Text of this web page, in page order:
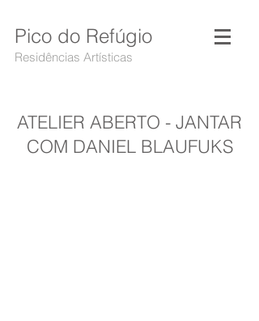
Pico do Refúgio
Residências Artísticas
ATELIER ABERTO - JANTAR
COM DANIEL BLAUFUKS